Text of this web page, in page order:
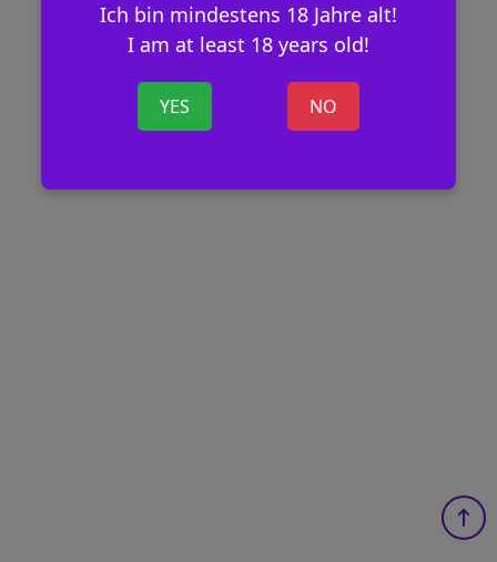
Ich bin mindestens 18 Jahre alt!
I am at least 18 years old!
YES NO